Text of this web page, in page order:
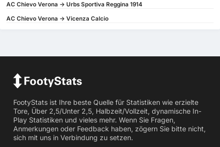
AC Chievo Verona -> Urbs Sportiva Reggina 1914
AC Chievo Verona -> Vicenza Calcio
FootyStats ist Ihre beste Quelle für Statistiken wie erzielte
Tore, Über 2,5/Unter 2,5, Halbzeit/Vollzeit, dynamische In-
Play Statistiken und vieles mehr. Wenn Sie Fragen,
Anmerkungen oder Feedback haben, zögern Sie bitte nicht,
sich mit uns in Verbindung zu setzen.